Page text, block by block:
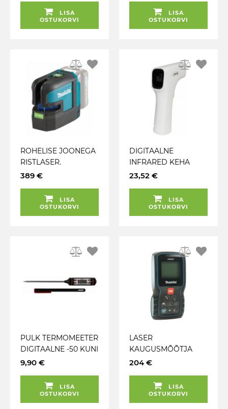
LISA
OSTUKORVI
LISA
OSTUKORVI
ROHELISE JOONEGA
RISTLASER.
ISELOODIV. TÄPSUS
MAKITA
389 €
LISA
OSTUKORVI
DIGITAALNE
INFRARED KEHA
TEMPERATUURI
KONTAKTIVABA
ISO80601-2-56 JBM
23,52 €
LISA
OSTUKORVI
PULK TERMOMEETER
DIGITAALNE -50 KUNI
+300°C M+
9,90 €
LISA
OSTUKORVI
LASER
KAUGUSMÕÕTJA
80M. 138G.
0.05M-80M MAKITA
204 €
LISA
OSTUKORVI